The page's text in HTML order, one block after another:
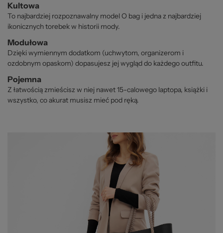
Kultowa
To najbardziej rozpoznawalny model O bag i jedna z najbardziej
ikonicznych torebek w historii mody.
Modułowa
Dzięki wymiennym dodatkom (uchwytom, organizerom i
ozdobnym opaskom) dopasujesz jej wygląd do każdego outfitu.
Pojemna
Z łatwością zmieścisz w niej nawet 15-calowego laptopa, książki i
wszystko, co akurat musisz mieć pod ręką.